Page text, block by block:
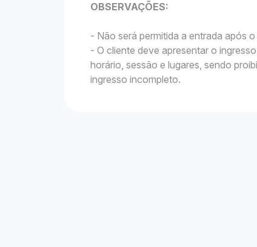
OBSERVAÇÕES:
- Não será permitida a entrada após
- O cliente deve apresentar o
horário, sessão e lugares, sendo
ingresso incompleto.